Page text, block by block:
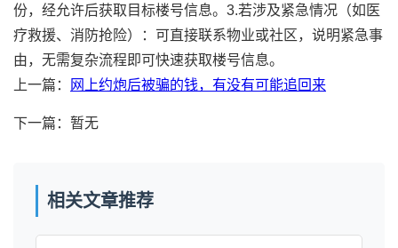
份，经允许后获取目标楼号信息。3.若涉及紧急情况（如医
疗救援、消防抢险）：可直接联系物业或社区，说明紧急事
由，无需复杂流程即可快速获取楼号信息。
上一篇：
网上约炮后被骗的钱，有没有可能追回来
下一篇：暂无
相关文章推荐